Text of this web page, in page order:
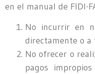
en el manual de FIDI-
No incurrir en
directamente o a
No ofrecer o
pagos